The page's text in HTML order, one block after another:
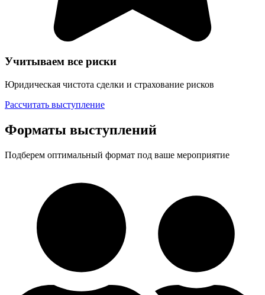
Учитываем все риски
Юридическая чистота сделки и страхование рисков
Рассчитать выступление
Форматы выступлений
Подберем оптимальный формат под ваше мероприятие